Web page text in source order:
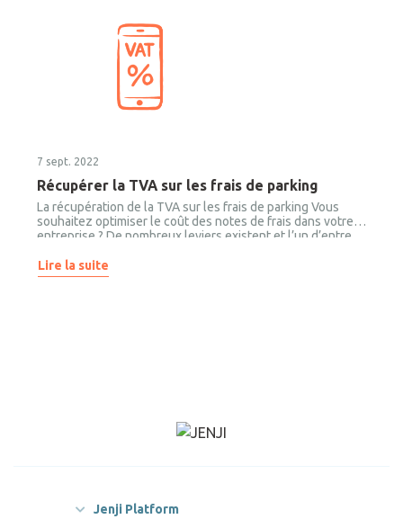
7 sept. 2022
Récupérer la TVA sur les frais de parking
La récupération de la TVA sur les frais de parking Vous
souhaitez optimiser le coût des notes de frais dans votre
entreprise ? De nombreux leviers existent et l’un d’entre
dans le cadre d’une mission professionnelle, la TVA sur les
frais de parking est totalement récupérable, ce qui n’est pas
Lire la suite
Jenji Platform